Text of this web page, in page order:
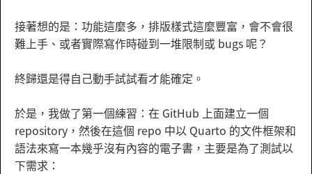
接著想的是：功能這麼多，排版樣式這麼豐富，會不會很
難上手、或者實際寫作時碰到一堆限制或 bugs 呢？
終歸還是得自己動手試試看才能確定。
於是，我做了第一個練習：在 GitHub 上面建立一個
repository，然後在這個 repo 中以 Quarto 的文件框架和
語法來寫一本幾乎沒有內容的電子書，主要是為了測試以
下需求：